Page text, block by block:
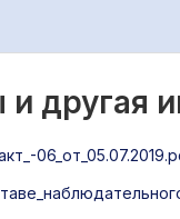
и другая